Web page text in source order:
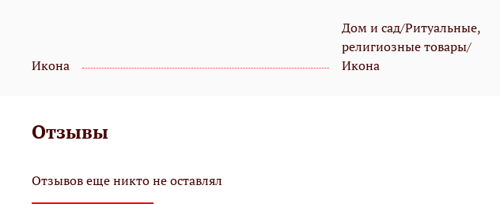
Икона
Дом и сад/Ритуальные,
религиозные товары/
Икона
Отзывы
Отзывов еще никто не оставлял